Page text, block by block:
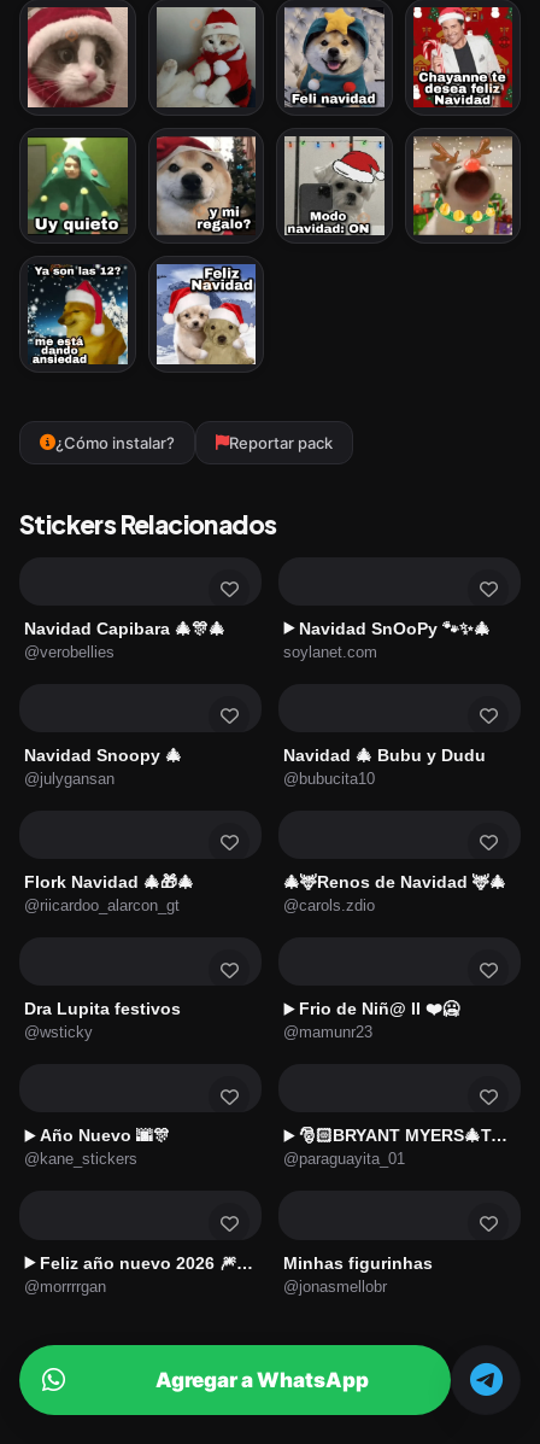
Agregar a WhatsApp
¿Cómo instalar? Reportar pack
Stickers Relacionados
Navidad Capibara 🎄🎊🎄
@verobellies
▶️ Navidad SnOoPy 🐾✨🎄
soylanet.com
Navidad Snoopy 🎄
@julygansan
Navidad 🎄 Bubu y Dudu
@bubucita10
Flork Navidad 🎄🎁🎄
@riicardoo_alarcon_gt
🎄🦌Renos de Navidad 🦌🎄
@carols.zdio
Dra Lupita festivos
@wsticky
▶️ Frio de Niñ@ II ❤️🥶
@mamunr23
▶️ Año Nuevo 🌆🎊
@kane_stickers
▶️ 🎅🏻BRYANT MYERS🎄Tuki tuki tuki🎶
@paraguayita_01
▶️ Feliz año nuevo 2026 🎆🎇🧨
@morrrrgan
Minhas figurinhas
@jonasmellobr